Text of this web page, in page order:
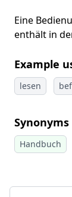
Eine
enthält in
Example
lesen
Synonyms
Handbuch